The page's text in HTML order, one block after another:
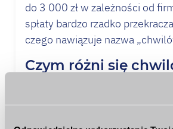
do 3 000 zł w zależności od
spłaty bardzo rzadko
czego nawiązuje nazwa
Czym różni się
dowód od zwykłej
Różnic pomiędzy pożyczką